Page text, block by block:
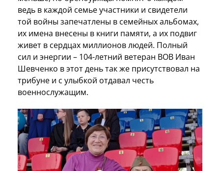
ведь в каждой семье участники и свидетели
той войны запечатлены в семейных альбомах,
их имена внесены в книги памяти, а их подвиг
живет в сердцах миллионов людей. Полный
сил и энергии – 104-летний ветеран ВОВ Иван
Шевченко в этот день так же присутствовал на
трибуне и с улыбкой отдавал честь
военнослужащим.